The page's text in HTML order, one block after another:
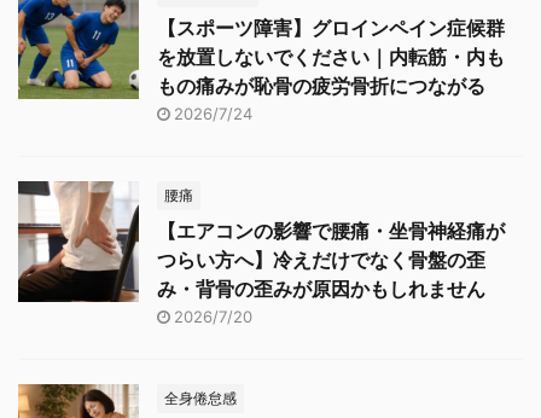
【スポーツ障害】グロインペイン症候群
を放置しないでください｜内転筋・内も
もの痛みが恥骨の疲労骨折につながる
2026/7/24
腰痛
【エアコンの影響で腰痛・坐骨神経痛が
つらい方へ】冷えだけでなく骨盤の歪
み・背骨の歪みが原因かもしれません
2026/7/20
全身倦怠感